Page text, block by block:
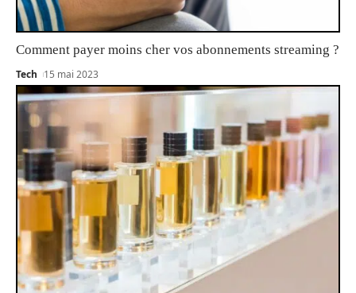
Comment payer moins cher vos abonnements streaming ?
Tech 15 mai 2023